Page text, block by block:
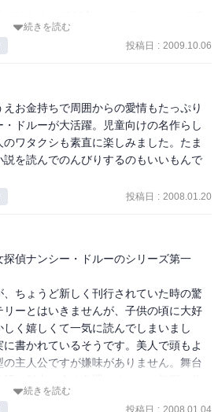
よるもので、ナンシー・ドルーのシリー
ネームがキャロリン・キーンというわ
ラシックと呼ばれ、その後も現代まで
。
続きを読む
投稿日 : 2009.10.06
お金持ちで周囲からの愛情もたっぷり
ドルーが大活躍。児童向けの名作らし
ワタクシも素直に楽しみました。たま
を読んでのんびりするのもいいもんで
投稿日 : 2008.01.20
偵ナンシー・ドルーのシリーズ第一
ちょうど新しく刊行されていた時の驚
ーとはいきませんが、子供の頃に大好
く嬉しくて一気に読んでしまいまし
書かれているそうです。美人で頭もよ
主人公ですが嫌味がありません。舞台
のは、児童作品として安心できる点では
続きを読む
投稿日 : 2008.01.04